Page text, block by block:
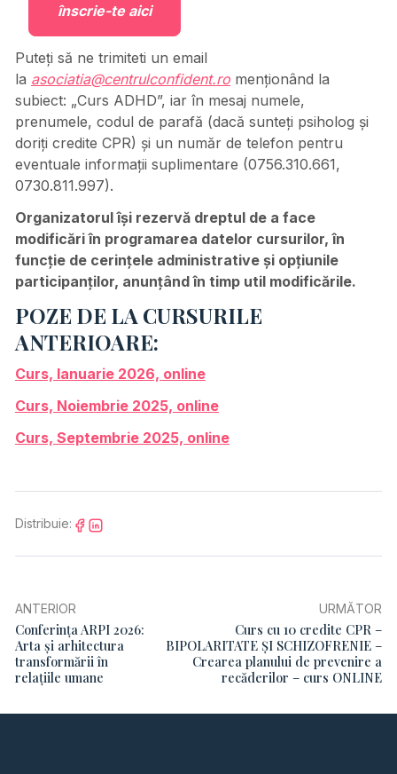
înscrie-te aici
Puteți să ne trimiteti un email
la asociatia@centrulconfident.ro menționând la
subiect: „Curs ADHD”, iar în mesaj numele,
prenumele, codul de parafă (dacă sunteți psiholog și
doriți credite CPR) și un număr de telefon pentru
eventuale informații suplimentare (0756.310.661,
0730.811.997).
Organizatorul își rezervă dreptul de a face
modificări în programarea datelor cursurilor, în
funcție de cerințele administrative și opțiunile
participanților, anunțând în timp util modificările.
POZE DE LA CURSURILE
ANTERIOARE:
Curs, Ianuarie 2026, online
Curs, Noiembrie 2025, online
Curs, Septembrie 2025, online
Distribuie:
ANTERIOR
Conferința ARPI 2026:
Arta și arhitectura
transformării în
relațiile umane
URMĂTOR
Curs cu 10 credite CPR –
BIPOLARITATE ȘI SCHIZOFRENIE –
Crearea planului de prevenire a
recăderilor – curs ONLINE